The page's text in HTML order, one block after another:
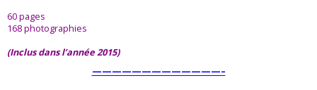
60 pages
168 photographies
(Inclus dans l’année 2015)
—————————————–